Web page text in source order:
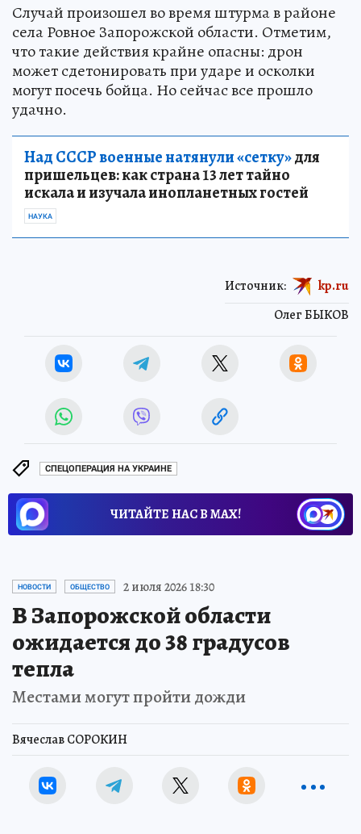
Случай произошел во время штурма в районе
села Ровное Запорожской области. Отметим,
что такие действия крайне опасны: дрон
может сдетонировать при ударе и осколки
могут посечь бойца. Но сейчас все прошло
удачно.
Над СССР военные натянули «сетку»для
пришельцев: как страна 13 лет тайно
искала и изучала инопланетных гостей
НАУКА
Олег БЫКОВ
Источник: kp.ru
СПЕЦОПЕРАЦИЯ НА УКРАИНЕ
ЧИТАЙТЕ НАС В МАХ!
НОВОСТИ ОБЩЕСТВО 2 июля 2026 18:30
В Запорожской области
ожидается до 38 градусов
тепла
Местами могут пройти дожди
Вячеслав СОРОКИН